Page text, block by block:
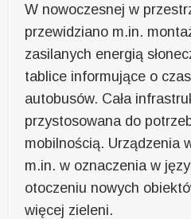
W nowoczesnej w
przewidziano m.in.
zasilanych energią
tablice informujące o
autobusów. Cała
przystosowana do
mobilnością. Urządzenia
m.in. w oznaczenia w
otoczeniu nowych
więcej zieleni.